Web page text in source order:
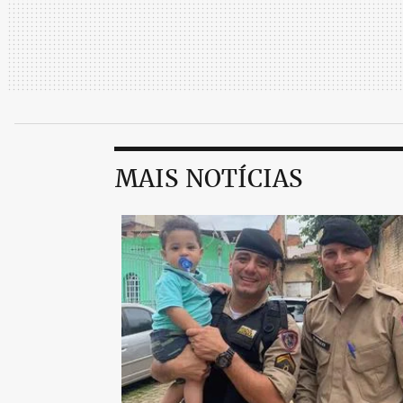
MAIS NOTÍCIAS